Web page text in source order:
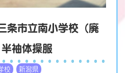
条市立南小学校（廃
袖体操服
校 新潟県